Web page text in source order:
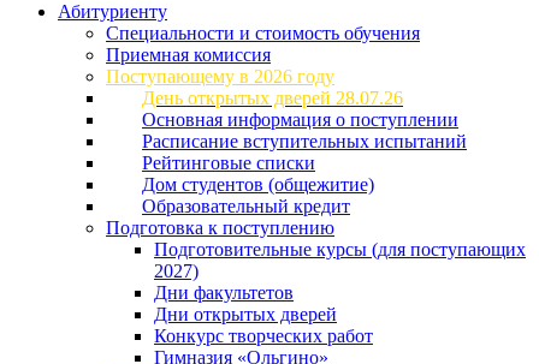
Абитуриенту
Специальности и стоимость обучения
Приемная комиссия
Поступающему в 2026 году
День открытых дверей 28.07.26
Основная информация о поступлении
Расписание вступительных испытаний
Рейтинговые списки
Дом студентов (общежитие)
Образовательный кредит
Подготовка к поступлению
Подготовительные курсы (для поступающих
2027)
Дни факультетов
Дни открытых дверей
Конкурс творческих работ
Гимназия «Ольгино»